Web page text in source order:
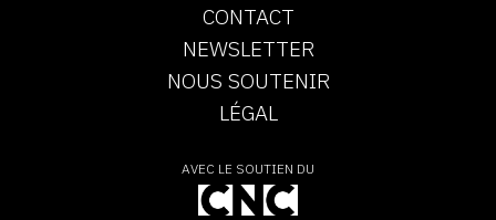
CONTACT
NEWSLETTER
NOUS SOUTENIR
LÉGAL
AVEC LE SOUTIEN DU